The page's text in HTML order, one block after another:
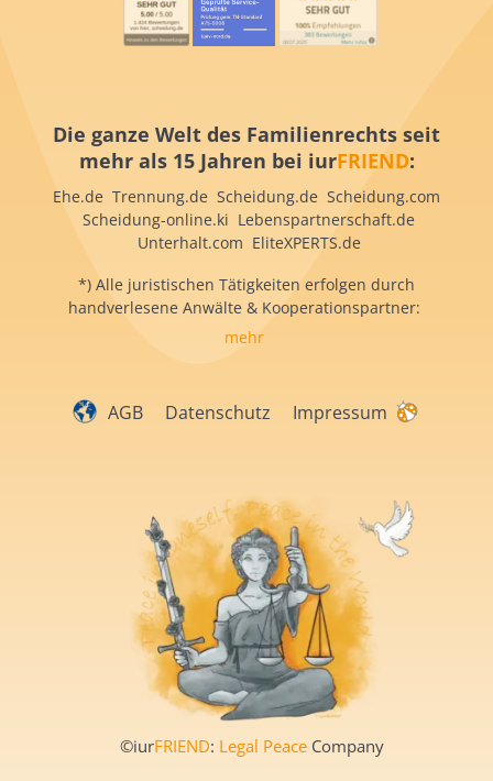
Die ganze Welt des Familienrechts seit
mehr als 15 Jahren bei iurFRIEND:
Ehe.de Trennung.de Scheidung.de Scheidung.com
Scheidung-online.ki Lebenspartnerschaft.de
Unterhalt.com EliteXPERTS.de
*) Alle juristischen Tätigkeiten erfolgen durch
handverlesene Anwälte & Kooperationspartner:
mehr
AGB Datenschutz Impressum
©iurFRIEND: Legal Peace Company